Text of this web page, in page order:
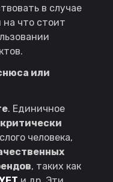
в случае
на что стоит
или
. Единичное
человека,
, таких как